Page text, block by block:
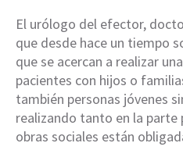
El urólogo del efector,
que desde hace un tiempo
que se acercan a realizar
pacientes con hijos o
también personas jóvenes
realizando tanto en la parte
obras sociales están